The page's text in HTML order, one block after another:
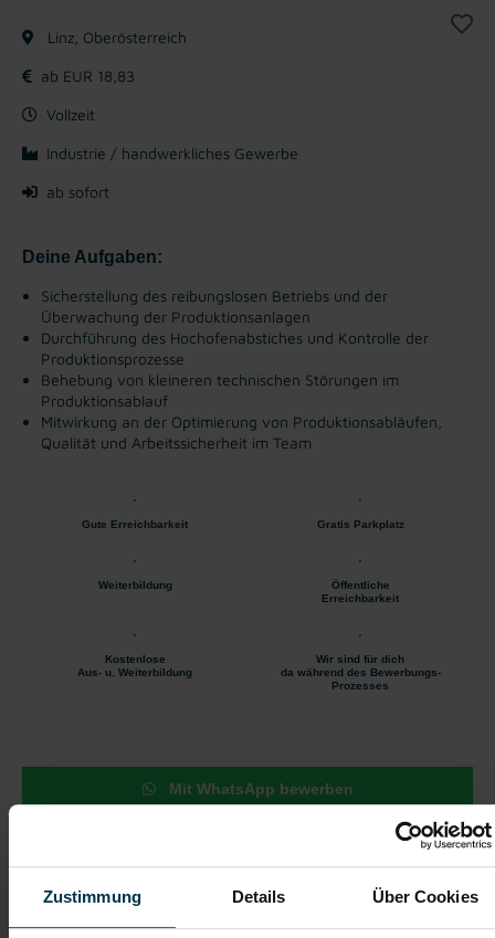
Zustimmung Details Über Cookies
Linz, Oberösterreich
ab EUR 18,83
Vollzeit
Industrie / handwerkliches Gewerbe
ab sofort
Deine Aufgaben:
Sicherstellung des reibungslosen Betriebs und der
Überwachung der Produktionsanlagen
Durchführung des Hochofenabstiches und Kontrolle der
Produktionsprozesse
Behebung von kleineren technischen Störungen im
Produktionsablauf
Mitwirkung an der Optimierung von Produktionsabläufen,
Qualität und Arbeitssicherheit im Team
Gute Erreichbarkeit Gratis Parkplatz
Weiterbildung
Öffentliche
Erreichbarkeit
Kostenlose
Aus- u. Weiterbildung
Wir sind für dich
da während des Bewerbungs-
Prozesses
Mit WhatsApp bewerben